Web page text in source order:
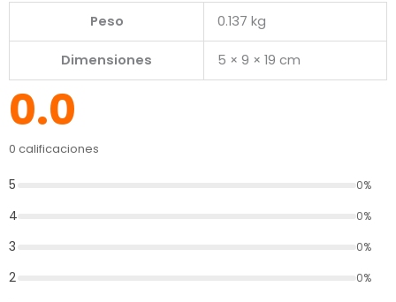
Peso
0.137 kg
Dimensiones 5 × 9 × 19 cm
0.0
0 calificaciones
5 0%
4 0%
3 0%
2 0%